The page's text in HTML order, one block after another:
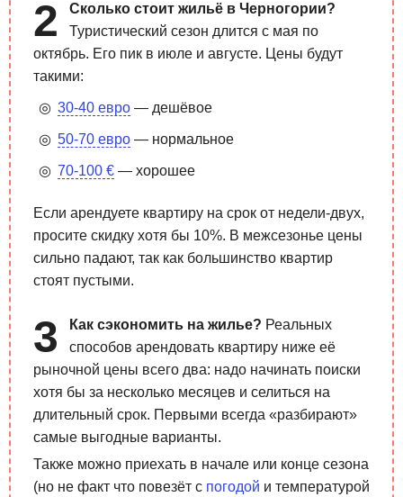
Сколько стоит жильё в Черногории?
Туристический сезон длится с мая по
октябрь. Его пик в июле и августе. Цены будут
такими:
30-40 евро — дешёвое
50-70 евро — нормальное
70-100 € — хорошее
Если арендуете квартиру на срок от недели-двух,
просите скидку хотя бы 10%. В межсезонье цены
сильно падают, так как большинство квартир
стоят пустыми.
Как сэкономить на жилье? Реальных
способов арендовать квартиру ниже её
рыночной цены всего два: надо начинать поиски
хотя бы за несколько месяцев и селиться на
длительный срок. Первыми всегда «разбирают»
самые выгодные варианты.
Также можно приехать в начале или конце сезона
(но не факт что повезёт с погодой и температурой